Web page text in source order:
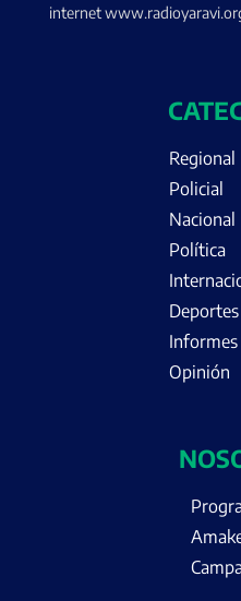
internet
Regional
Policial
Nacional
Política
Deportes
Informes
Opinión